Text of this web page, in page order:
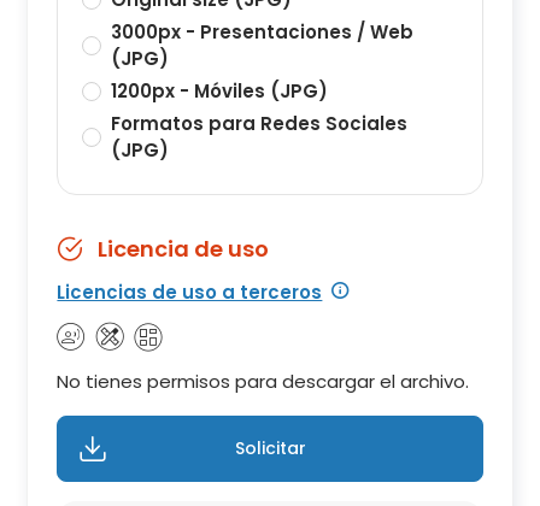
3000px - Presentaciones / Web
(JPG)
1200px - Móviles (JPG)
Formatos para Redes Sociales
(JPG)
Licencia de uso
Licencias de uso a terceros
No tienes permisos para descargar el archivo.
Solicitar